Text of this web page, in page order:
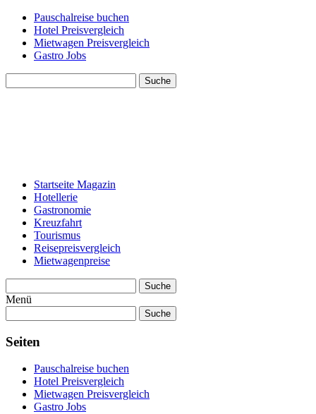
Pauschalreise buchen
Hotel Preisvergleich
Mietwagen Preisvergleich
Gastro Jobs
Suche
Startseite Magazin
Hotellerie
Gastronomie
Kreuzfahrt
Tourismus
Reisepreisvergleich
Mietwagenpreise
Suche
Menü
Suche
Seiten
Pauschalreise buchen
Hotel Preisvergleich
Mietwagen Preisvergleich
Gastro Jobs